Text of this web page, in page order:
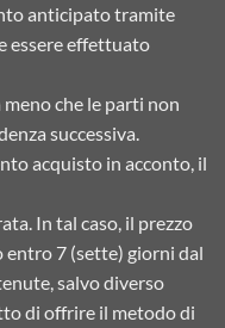
anticipato tramite
essere effettuato
che le parti non
successiva.
acquisto in acconto, il
In tal caso, il prezzo
entro 7 (sette) giorni dal
salvo diverso
di offrire il metodo di